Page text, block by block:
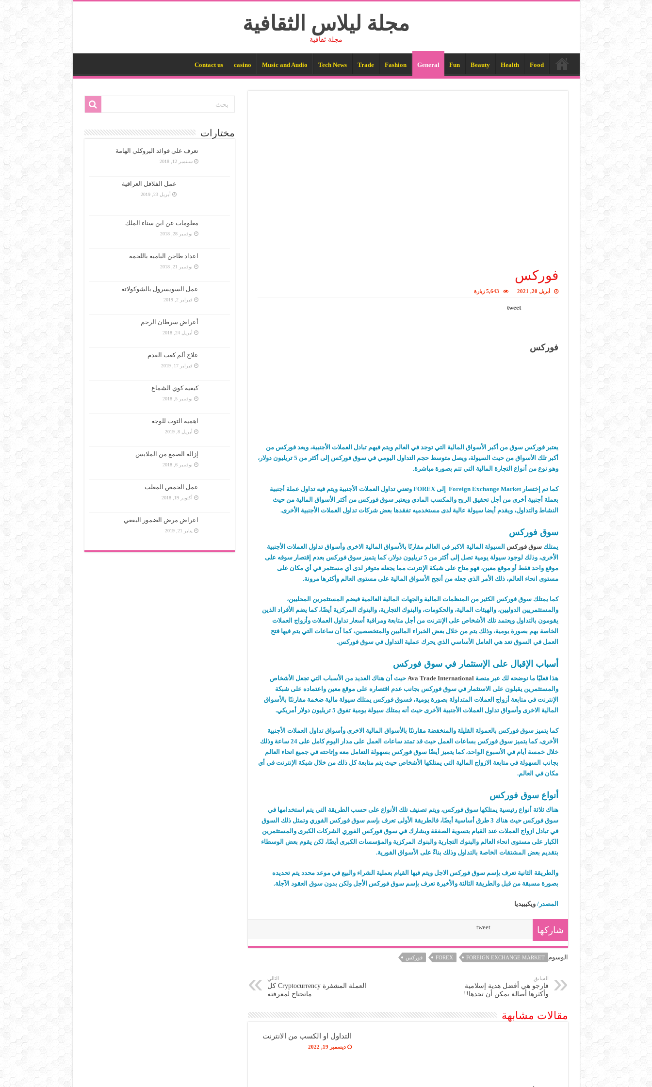
مجلة ليلاس الثقافية
مجلة ثقافية
Food
Health
Beauty
Fun
General
Fashion
Trade
Tech News
Music and Audio
casino
Contact us
فوركس
أبريل 20, 2021 5,643 زيارة
tweet
فوركس
يعتبر فوركس سوق من أكبر الأسواق المالية التي توجد في العالم ويتم فيهم تبادل العملات الأجنبية، ويعد فوركس من
أكبر تلك الأسواق من حيث السيولة، ويصل متوسط حجم التداول اليومي في سوق فوركس إلى أكثر من 5 تريليون دولار،
وهو نوع من أنواع التجارة المالية التي تتم بصورة مباشرة.
كما تم إختصار Foreign Exchange Market إلى FOREX وتعني تداول العملات الأجنبية ويتم فيه تداول عملة أجنبية
بعملة أجنبية أخرى من أجل تحقيق الربح والمكسب المادي ويعتبر سوق فوركس من أكثر الأسواق المالية من حيث
النشاط والتداول، ويقدم أيضا سيولة عالية لدى مستخدميه تفقدها بعض شركات تداول العملات الأجنبية الأخرى.
سوق فوركس
يمتلكسوق فوركس السيولة المالية الاكبر في العالم مقارنًا بالأسواق المالية الاخرى وأسواق تداول العملات الأجنبية
الأخرى، وذلك لوجود سيولة يومية تصل إلى أكثر من 5 تريليون دولار، كما يتميز سوق فوركس بعدم إقتصار سوقه على
موقع واحد فقط أو موقع معين، فهو متاح على شبكة الإنترنت مما يجعله متوفر لدى أي مستثمر في أي مكان على
مستوى انحاء العالم، ذلك الأمر الذي جعله من أنجح الأسواق المالية على مستوى العالم وأكثرها مرونة.
كما يمتلك سوق فوركس الكثير من المنظمات المالية والجهات المالية العالمية فيضم المستثمرين المحليين،
والمستثمريين الدوليين، والهيئات المالية، والحكومات، والبنوك التجارية، والبنوك المركزية أيضًا، كما يضم الأفراد الذين
يقومون بالتداول ويعتمد تلك الأشخاص على الإنترنت من أجل متابعة ومراقبة أسعار تداول العملات وأزواج العملات
الخاصة بهم بصورة يومية، وذلك يتم من خلال بعض الخبراء الماليين والمتخصصين، كما أن ساعات التي يتم فيها فتح
العمل في السوق تعد هي العامل الأساسي الذي يحرك عملية التداول في سوق فوركس.
أسباب الإقبال على الإستثمار في سوق فوركس
هذا فعليًا ما نوضحه لك عبر منصة Ava Trade International حيث أن هناك العديد من الأسباب التي تجعل الأشخاص
والمستثمرين يقبلون على الاستثمار في سوق فوركس بجانب عدم اقتصاره على موقع معين واعتماده على شبكة
الإنترنت في متابعة أزواج العملات المتداولة بصورة يومية، فسوق فوركس يمتلك سيولة مالية ضخمة مقارنتًا بالأسواق
المالية الاخرى وأسواق تداول العملات الأجنبية الأخرى حيث أنه يمتلك سيولة يومية تفوق 5 تريليون دولار أمريكي.
كما يتميز سوق فوركس بالعمولة القليلة والمنخفضة مقارنتًا بالأسواق المالية الاخرى وأسواق تداول العملات الأجنبية
الأخرى، كما يتميز سوق فوركس بساعات العمل حيث قد تمتد ساعات العمل على مدار اليوم كامل على 24 ساعة وذلك
خلال خمسة أيام في الأسبوع الواحد، كما يتميز أيضًا سوق فوركس بسهولة التعامل معه وإتاحته في جميع انحاء العالم
بجانب السهولة في متابعة الازواج المالية التي يمتلكها الأشخاص حيث يتم متابعة كل ذلك من خلال شبكة الإنترنت في أي
مكان في العالم.
أنواع سوق فوركس
هناك ثلاثة أنواع رئيسية يمتلكها سوق فوركس، ويتم تصنيف تلك الأنواع على حسب الطريقة التي يتم استخدامها في
سوق فوركس حيث هناك 3 طرق أساسية أيضًا، فالطريقة الأولى تعرف بإسم سوق فوركس الفوري وتمثل ذلك السوق
في تبادل ازواج العملات عند القيام بتسوية الصفقة ويشارك في سوق فوركس الفوري الشركات الكبرى والمستثمرين
الكبار على مستوى انحاء العالم والبنوك التجارية والبنوك المركزية والمؤسسات الكبرى أيضًا، لكن يقوم بعض الوسطاء
بتقديم بعض المشتقات الخاصة بالتداول وذلك بناءً على الأسواق الفورية.
والطريقة الثانية تعرف بإسم سوق فوركس الاجل ويتم فيها القيام بعملية الشراء والبيع في موعد محدد يتم تحديده
بصورة مسبقة من قبل والطريقة الثالثة والأخيرة تعرف بإسم سوق فوركس الأجل ولكن بدون سوق العقود الآجلة.
المصدر/ويكيبيديا
شاركها tweet
الوسوم FOREIGN EXCHANGE MARKET
FOREX فوركس
السابق
فارجو هي أفضل هدية إسلامية
وأكثرها أصالة يمكن أن تجدها!!
التالي
العملة المشفرة Cryptocurrency كل
ماتحتاج لمعرفته
مقالات مشابهة
التداول او الكسب من الانترنت
ديسمبر 19, 2022
مختارات
تعرف علي فوائد البروكلي الهامة
سبتمبر 12, 2018
عمل الفلافل العراقية
أبريل 23, 2019
معلومات عن ابن سناء الملك
نوفمبر 28, 2018
اعداد طاجن البامية باللحمة
نوفمبر 21, 2018
عمل السويسرول بالشوكولاتة
فبراير 2, 2019
أعراض سرطان الرحم
أبريل 24, 2018
علاج ألم كعب القدم
فبراير 17, 2019
كيفية كوي الشماغ
نوفمبر 5, 2018
اهمية التوت للوجه
أبريل 8, 2019
إزالة الصمغ من الملابس
نوفمبر 6, 2018
عمل الحمص المعلب
أكتوبر 19, 2018
اعراض مرض الضمور البقعي
يناير 21, 2019